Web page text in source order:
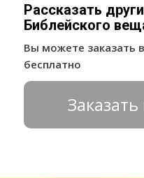
Рассказать
Библейского
Вы можете заказать
бесплатно